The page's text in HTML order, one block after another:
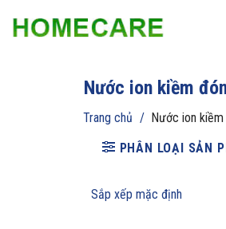
qua
Nước ion kiềm
Trang chủ / Nước ion
PHÂN LOẠI SẢN